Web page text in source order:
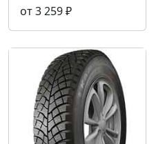
от 3 259 ₽